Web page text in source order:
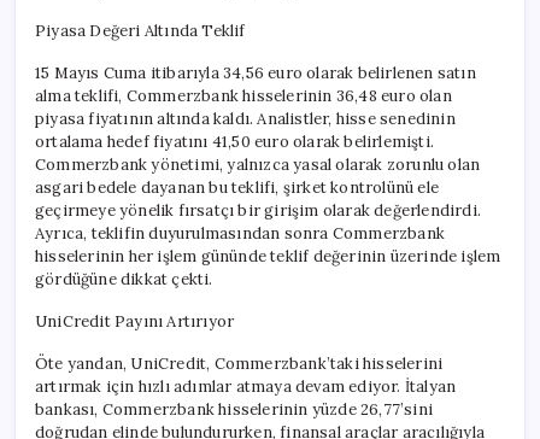
Piyasa Değeri Altında Teklif
15 Mayıs Cuma itibarıyla 34,56 euro olarak belirlenen satın
alma teklifi, Commerzbank hisselerinin 36,48 euro olan
piyasa fiyatının altında kaldı. Analistler, hisse senedinin
ortalama hedef fiyatını 41,50 euro olarak belirlemişti.
Commerzbank yönetimi, yalnızca yasal olarak zorunlu olan
asgari bedele dayanan bu teklifi, şirket kontrolünü ele
geçirmeye yönelik fırsatçı bir girişim olarak değerlendirdi.
Ayrıca, teklifin duyurulmasından sonra Commerzbank
hisselerinin her işlem gününde teklif değerinin üzerinde işlem
gördüğüne dikkat çekti.
UniCredit Payını Artırıyor
Öte yandan, UniCredit, Commerzbank’taki hisselerini
artırmak için hızlı adımlar atmaya devam ediyor. İtalyan
bankası, Commerzbank hisselerinin yüzde 26,77’sini
doğrudan elinde bulundururken, finansal araçlar aracılığıyla